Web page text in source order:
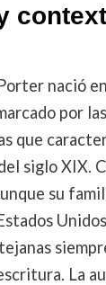
nació
por
que
siglo XIX.
su
La